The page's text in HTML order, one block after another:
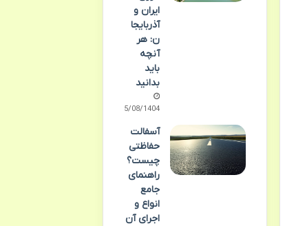
ایران و
آذربایجا
ن: هر
آنچه
باید
بدانید
05/08/1404
آسفالت
حفاظتی
چیست؟
راهنمای
جامع
انواع و
اجرای آن